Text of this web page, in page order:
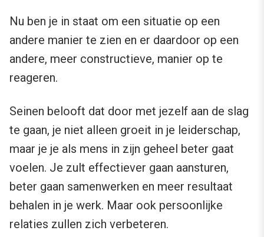
Nu ben je in staat om een situatie op een
andere manier te zien en er daardoor op een
andere, meer constructieve, manier op te
reageren.
Seinen belooft dat door met jezelf aan de slag
te gaan, je niet alleen groeit in je leiderschap,
maar je je als mens in zijn geheel beter gaat
voelen. Je zult effectiever gaan aansturen,
beter gaan samenwerken en meer resultaat
behalen in je werk. Maar ook persoonlijke
relaties zullen zich verbeteren.